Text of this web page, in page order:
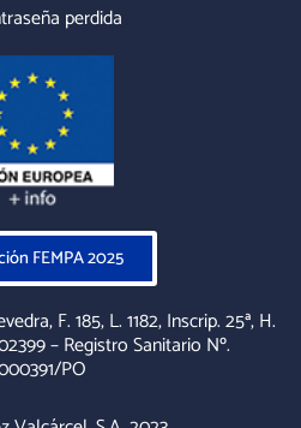
perdida
FEMPA 2025
F. 185, L. 1182, Inscrip. 25ª, H.
– Registro Sanitario Nº.
PO